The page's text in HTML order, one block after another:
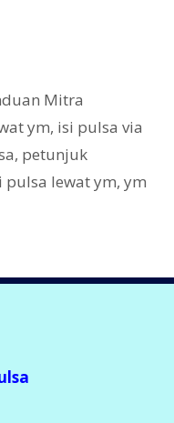
Mitra
ym, isi pulsa via
, petunjuk
pulsa lewat ym, ym